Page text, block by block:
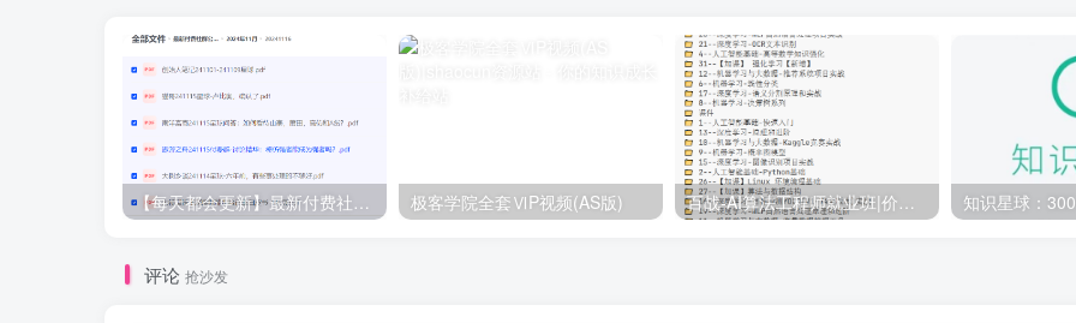
【每天都会更新】最新付费社群公众号文章 极客学院全套ⅥP视频(AS版) 百战-AI算法工程师就业班|价值18980元|冲击百万年薪|完结无秘
评论 抢沙发